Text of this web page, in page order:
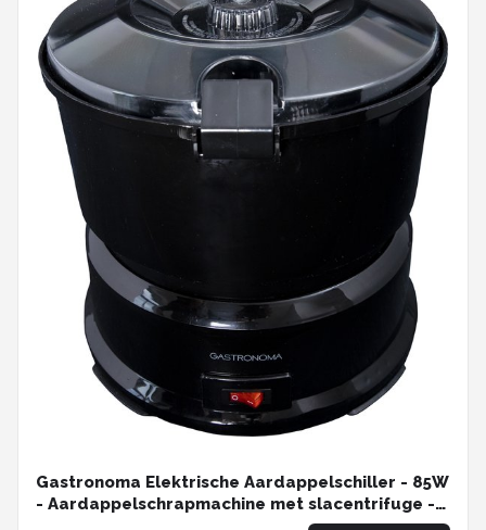
Gastronoma Elektrische Aardappelschiller - 85W
- Aardappelschrapmachine met slacentrifuge -